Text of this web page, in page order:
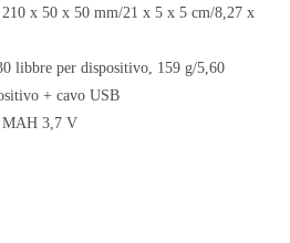
x 50 x 50 mm/21 x 5 x 5 cm/8,27 x
libbre per dispositivo, 159 g/5,60
+ cavo USB
3,7 V